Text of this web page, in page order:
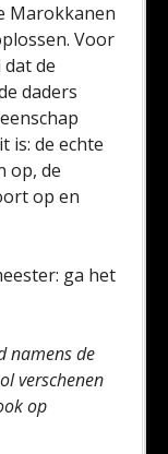
Marokkanen
Voor
de
daders
is: de echte
op, de
op en
ga het
namens de
verschenen
op